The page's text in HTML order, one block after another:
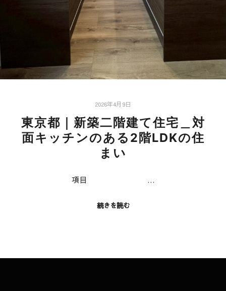
2026年4月9日
東京都｜新築二階建て住宅＿対
面キッチンのある2階LDKの住
まい
項目 …
続きを読む